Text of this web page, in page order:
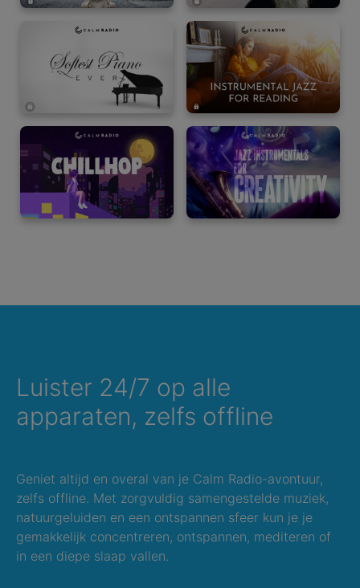
Luister 24/7 op alle
apparaten, zelfs offline
Geniet altijd en overal van je Calm Radio-avontuur,
zelfs offline. Met zorgvuldig samengestelde muziek,
natuurgeluiden en een ontspannen sfeer kun je je
gemakkelijk concentreren, ontspannen, mediteren of
in een diepe slaap vallen.